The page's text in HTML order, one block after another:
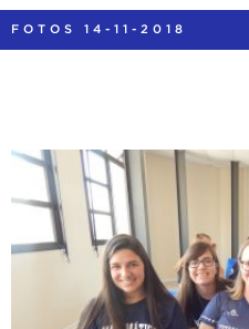
FOTOS 14-11-2018